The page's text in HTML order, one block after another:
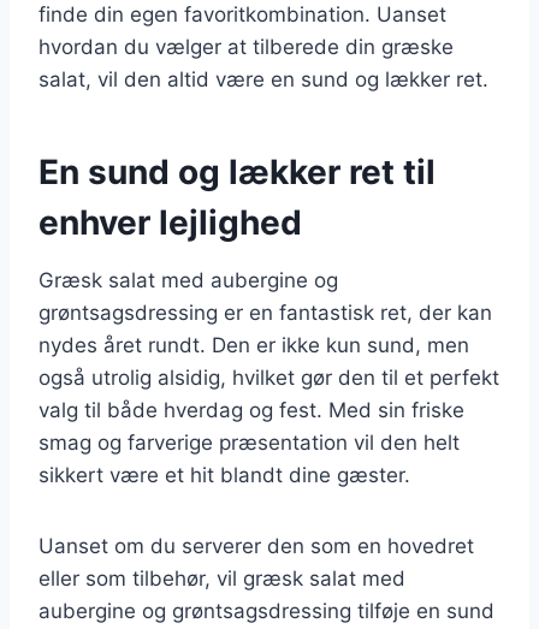
finde din egen favoritkombination. Uanset
hvordan du vælger at tilberede din græske
salat, vil den altid være en sund og lækker ret.
En sund og lækker ret til
enhver lejlighed
Græsk salat med aubergine og
grøntsagsdressing er en fantastisk ret, der kan
nydes året rundt. Den er ikke kun sund, men
også utrolig alsidig, hvilket gør den til et perfekt
valg til både hverdag og fest. Med sin friske
smag og farverige præsentation vil den helt
sikkert være et hit blandt dine gæster.
Uanset om du serverer den som en hovedret
eller som tilbehør, vil græsk salat med
aubergine og grøntsagsdressing tilføje en sund